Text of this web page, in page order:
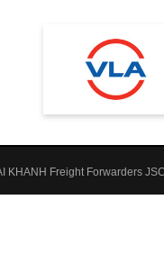
KHANH Freight Forwarders